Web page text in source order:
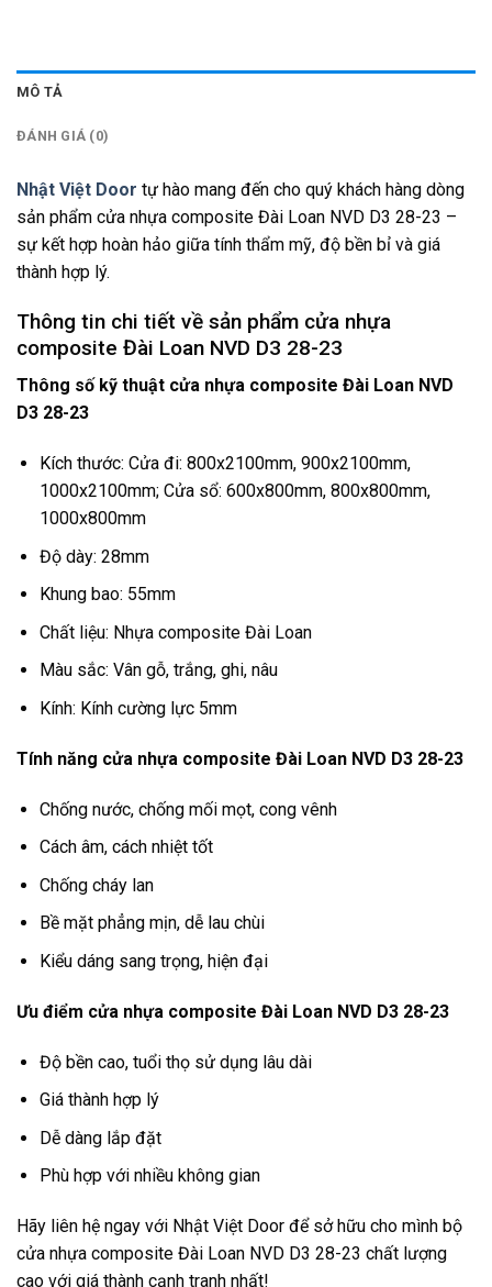
MÔ TẢ
ĐÁNH GIÁ (0)
Nhật Việt Door tự hào mang đến cho quý khách hàng dòng
sản phẩm cửa nhựa composite Đài Loan NVD D3 28-23 –
sự kết hợp hoàn hảo giữa tính thẩm mỹ, độ bền bỉ và giá
thành hợp lý.
Thông tin chi tiết về sản phẩm cửa nhựa
composite Đài Loan NVD D3 28-23
Thông số kỹ thuật cửa nhựa composite Đài Loan NVD
D3 28-23
Kích thước: Cửa đi: 800x2100mm, 900x2100mm,
1000x2100mm; Cửa sổ: 600x800mm, 800x800mm,
1000x800mm
Độ dày: 28mm
Khung bao: 55mm
Chất liệu: Nhựa composite Đài Loan
Màu sắc: Vân gỗ, trắng, ghi, nâu
Kính: Kính cường lực 5mm
Tính năng cửa nhựa composite Đài Loan NVD D3 28-23
Chống nước, chống mối mọt, cong vênh
Cách âm, cách nhiệt tốt
Chống cháy lan
Bề mặt phẳng mịn, dễ lau chùi
Kiểu dáng sang trọng, hiện đại
Ưu điểm cửa nhựa composite Đài Loan NVD D3 28-23
Độ bền cao, tuổi thọ sử dụng lâu dài
Giá thành hợp lý
Dễ dàng lắp đặt
Phù hợp với nhiều không gian
Hãy liên hệ ngay với Nhật Việt Door để sở hữu cho mình bộ
cửa nhựa composite Đài Loan NVD D3 28-23 chất lượng
cao với giá thành cạnh tranh nhất!